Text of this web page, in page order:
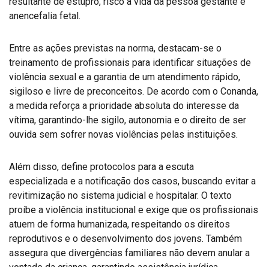
anencefalia fetal.
Entre as ações previstas na norma, destacam-se o
treinamento de profissionais para identificar situações de
violência sexual e a garantia de um atendimento rápido,
sigiloso e livre de preconceitos. De acordo com o Conanda,
a medida reforça a prioridade absoluta do interesse da
vítima, garantindo-lhe sigilo, autonomia e o direito de ser
ouvida sem sofrer novas violências pelas instituições.
Além disso, define protocolos para a escuta
especializada e a notificação dos casos, buscando evitar a
revitimização no sistema judicial e hospitalar. O texto
proíbe a violência institucional e exige que os profissionais
atuem de forma humanizada, respeitando os direitos
reprodutivos e o desenvolvimento dos jovens. Também
assegura que divergências familiares não devem anular a